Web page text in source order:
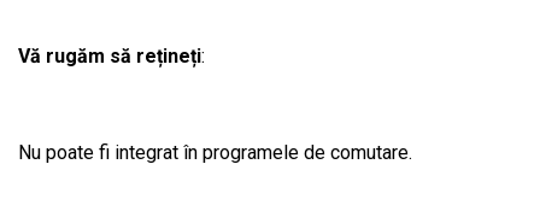
Vă rugăm să rețineți:
Nu poate fi integrat în programele de comutare.